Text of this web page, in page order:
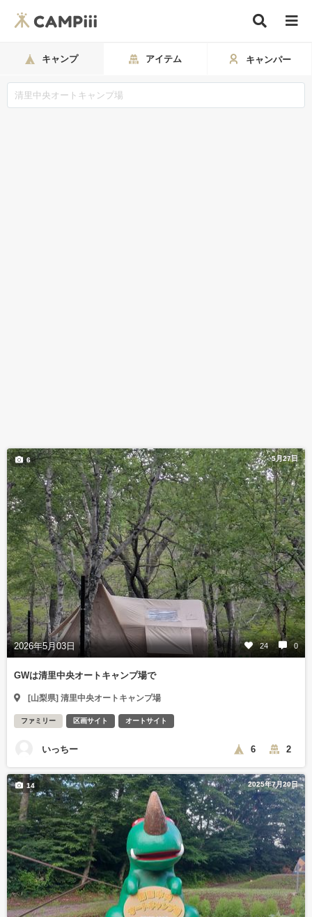
キャンプ アイテム キャンパー
5月27日
2026年5月03日 24 0
6
GWは清里中央オートキャンプ場で
[山梨県] 清里中央オートキャンプ場
ファミリー 区画サイト オートサイト
いっちー 6 2
2025年7月20日
14